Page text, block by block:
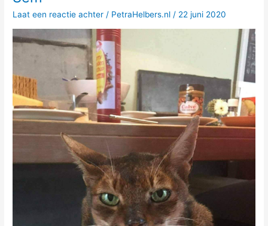
Laat een reactie achter / PetraHelbers.nl/ 22 juni 2020